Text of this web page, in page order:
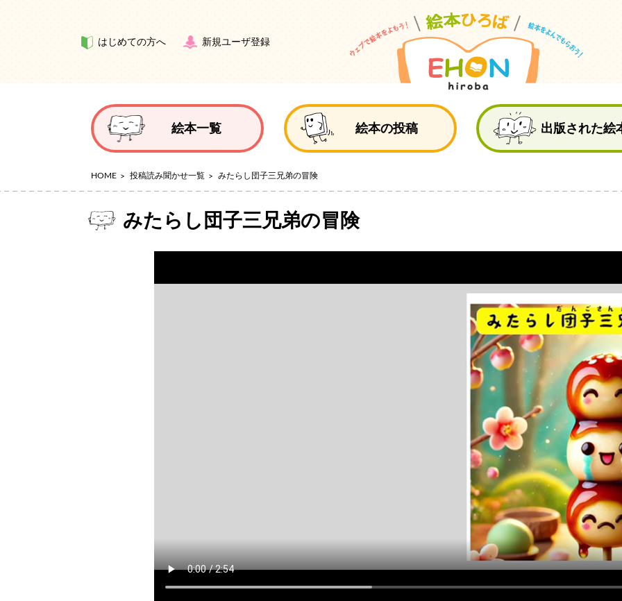
はじめての方へ 新規ユーザ登録
絵本一覧 絵本の投稿 出版された絵
HOME 投稿読み聞かせ一覧 みたらし団子三兄弟の冒険
みたらし団子三兄弟の冒険